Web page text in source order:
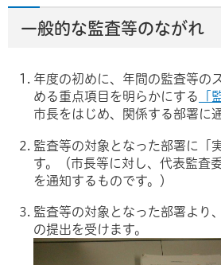
一般的な監査等のながれ
年度の初めに、年間の監査等の
める重点項目を明らかにする
「
市長をはじめ、関係する部署に
監査等の対象となった部署に「
す。（市長等に対し、代表監査
を通知するものです。）
監査等の対象となった部署より
の提出を受けます。